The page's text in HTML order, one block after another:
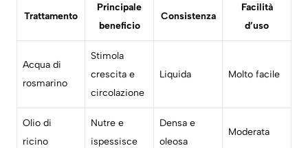
Trattamento
Principale
beneficio
Consistenza
Facilità
d’uso
Acqua di
rosmarino
Stimola
crescita e
circolazione
Liquida Molto facile
Olio di
ricino
Nutre e
ispessisce
Densa e
oleosa
Moderata